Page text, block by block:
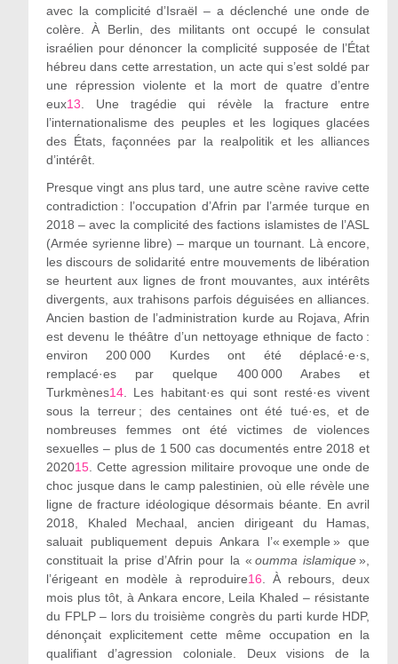
avec la complicité d’Israël – a déclenché une onde de
colère. À Berlin, des militants ont occupé le consulat
israélien pour dénoncer la complicité supposée de l’État
hébreu dans cette arrestation, un acte qui s’est soldé par
une répression violente et la mort de quatre d’entre
eux13 . Une tragédie qui révèle la fracture entre
l’internationalisme des peuples et les logiques glacées
des États, façonnées par la realpolitik et les alliances
d’intérêt.
Presque vingt ans plus tard, une autre scène ravive cette
contradiction : l’occupation d’Afrin par l’armée turque en
2018 – avec la complicité des factions islamistes de l’ASL
(Armée syrienne libre) – marque un tournant. Là encore,
les discours de solidarité entre mouvements de libération
se heurtent aux lignes de front mouvantes, aux intérêts
divergents, aux trahisons parfois déguisées en alliances.
Ancien bastion de l’administration kurde au Rojava, Afrin
est devenu le théâtre d’un nettoyage ethnique de facto :
environ 200 000 Kurdes ont été déplacé·e·s,
remplacé·es par quelque 400 000 Arabes et
Turkmènes14. Les habitant·es qui sont resté·es vivent
sous la terreur ; des centaines ont été tué·es, et de
nombreuses femmes ont été victimes de violences
sexuelles – plus de 1 500 cas documentés entre 2018 et
202015. Cette agression militaire provoque une onde de
choc jusque dans le camp palestinien, où elle révèle une
ligne de fracture idéologique désormais béante. En avril
2018, Khaled Mechaal, ancien dirigeant du Hamas,
saluait publiquement depuis Ankara l’« exemple » que
constituait la prise d’Afrin pour la « oumma islamique»,
l’érigeant en modèle à reproduire16 . À rebours, deux
mois plus tôt, à Ankara encore, Leila Khaled – résistante
du FPLP – lors du troisième congrès du parti kurde HDP,
dénonçait explicitement cette même occupation en la
qualifiant d’agression coloniale. Deux visions de la